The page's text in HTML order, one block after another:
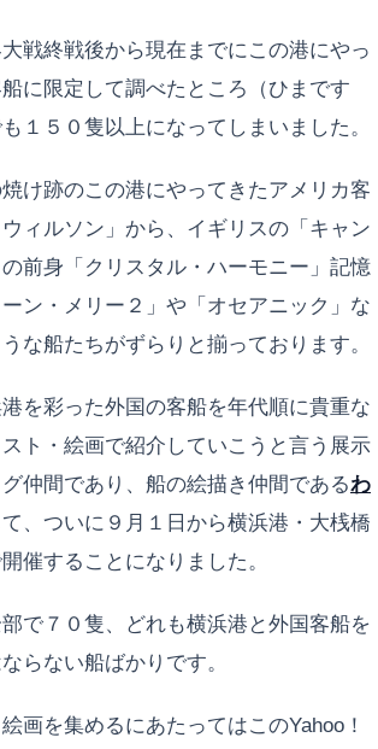
戦終戦後から現在までにこの港にやっ
に限定して調べたところ（ひまです
１５０隻以上になってしまいました。
け跡のこの港にやってきたアメリカ客
ィルソン」から、イギリスの「キャン
前身「クリスタル・ハーモニー」記憶
ン・メリー２」や「オセアニック」な
な船たちがずらりと揃っております。
を彩った外国の客船を年代順に貴重な
ト・絵画で紹介していこうと言う展示
仲間であり、船の絵描き仲間であるわ
、ついに９月１日から横浜港・大桟橋
催することになりました。
で７０隻、どれも横浜港と外国客船を
らない船ばかりです。
画を集めるにあたってはこのYahoo！